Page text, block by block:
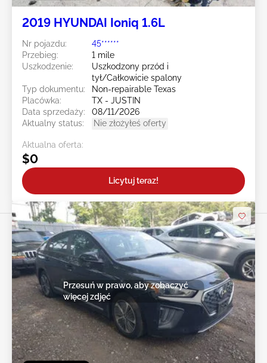
2019 HYUNDAI Ioniq 1.6L
Nr pojazdu:
45******
Przebieg:
1 mile
Uszkodzenie:
Uszkodzony przód i
tył/Całkowicie spalony
Typ dokumentu:
Non-repairable Texas
Placówka:
TX - JUSTIN
Data sprzedaży:
08/11/2026
Aktualny status:
Nie złożyłeś oferty
Aktualna oferta:
$0
Licytuj teraz!
Przesuń w prawo, aby zobaczyć
więcej zdjęć